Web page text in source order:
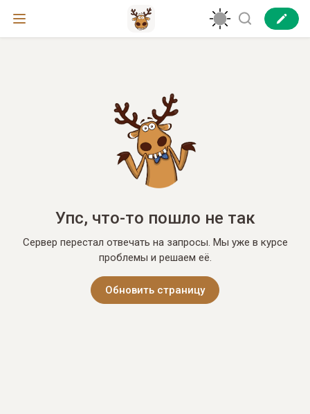
Упс, что-то пошло не так
Сервер перестал отвечать на запросы. Мы уже в курсе
проблемы и решаем её.
Обновить страницу